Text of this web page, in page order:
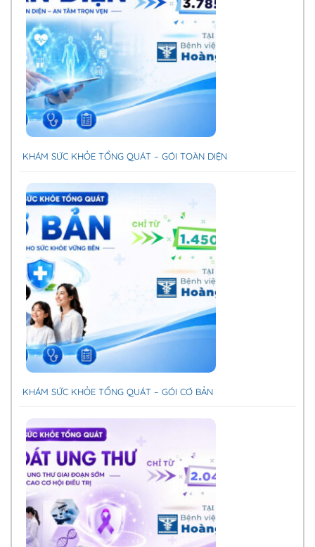
KHÁM SỨC KHỎE TỔNG QUÁT – GÓI TOÀN DIỆN
KHÁM SỨC KHỎE TỔNG QUÁT – GÓI CƠ BẢN